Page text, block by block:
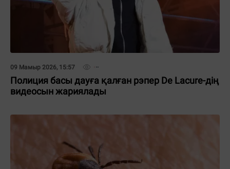
09 Мамыр 2026, 15:57
Полиция басы дауға қалған рэпер De Lacure-дің
видеосын жариялады